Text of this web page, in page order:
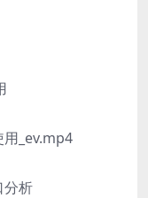
_ev.mp4
分析